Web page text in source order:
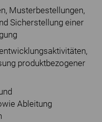
Musterbestellungen,
Sicherstellung einer
produktbezogener
Ableitung